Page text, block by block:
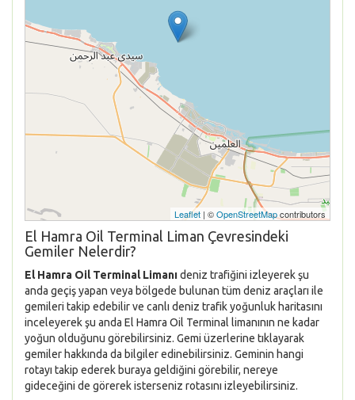
Leaflet | ©OpenStreetMapcontributors
El Hamra Oil Terminal Liman Çevresindeki
Gemiler Nelerdir?
El Hamra Oil Terminal Limanıdeniz trafiğini izleyerek şu
anda geçiş yapan veya bölgede bulunan tüm deniz araçları ile
gemileri takip edebilir ve canlı deniz trafik yoğunluk haritasını
inceleyerek şu anda El Hamra Oil Terminal limanının ne kadar
yoğun olduğunu görebilirsiniz. Gemi üzerlerine tıklayarak
gemiler hakkında da bilgiler edinebilirsiniz. Geminin hangi
rotayı takip ederek buraya geldiğini görebilir, nereye
gideceğini de görerek isterseniz rotasını izleyebilirsiniz.